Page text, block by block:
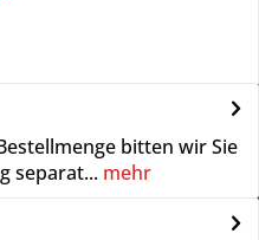
bitten wir Sie
separat... mehr